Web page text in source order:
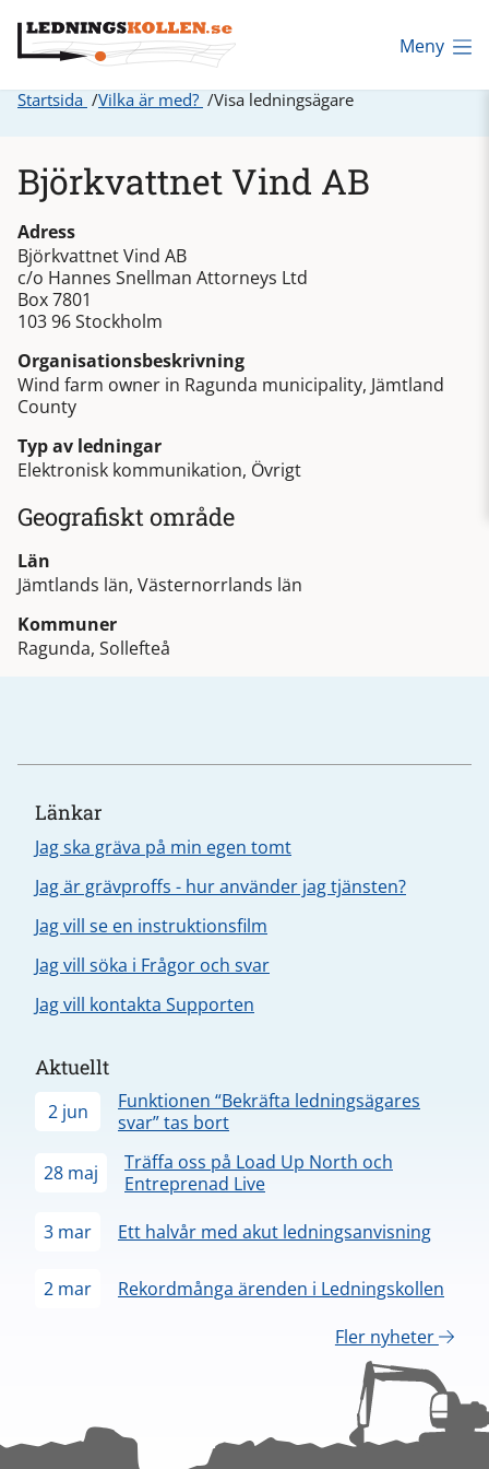
Meny
Startsida Vilka är med? Visa ledningsägare
Björkvattnet Vind AB
Adress
Björkvattnet Vind AB
c/o Hannes Snellman Attorneys Ltd
Box 7801
103 96 Stockholm
Organisationsbeskrivning
Wind farm owner in Ragunda municipality, Jämtland
County
Typ av ledningar
Elektronisk kommunikation, Övrigt
Geografiskt område
Län
Jämtlands län, Västernorrlands län
Kommuner
Ragunda, Sollefteå
Länkar
Jag ska gräva på min egen tomt
Jag är grävproffs - hur använder jag tjänsten?
Jag vill se en instruktionsfilm
Jag vill söka i Frågor och svar
Jag vill kontakta Supporten
Aktuellt
2 jun
Funktionen “Bekräfta ledningsägares
svar” tas bort
28 maj
Träffa oss på Load Up North och
Entreprenad Live
3 mar
Ett halvår med akut ledningsanvisning
2 mar
Rekordmånga ärenden i Ledningskollen
Fler nyheter